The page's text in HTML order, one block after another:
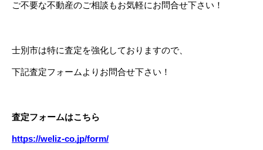
ご不要な不動産のご相談もお気軽にお問合せ下さい！
士別市は特に査定を強化しておりますので、
下記査定フォームよりお問合せ下さい！
査定フォームはこちら
https://weliz-co.jp/form/